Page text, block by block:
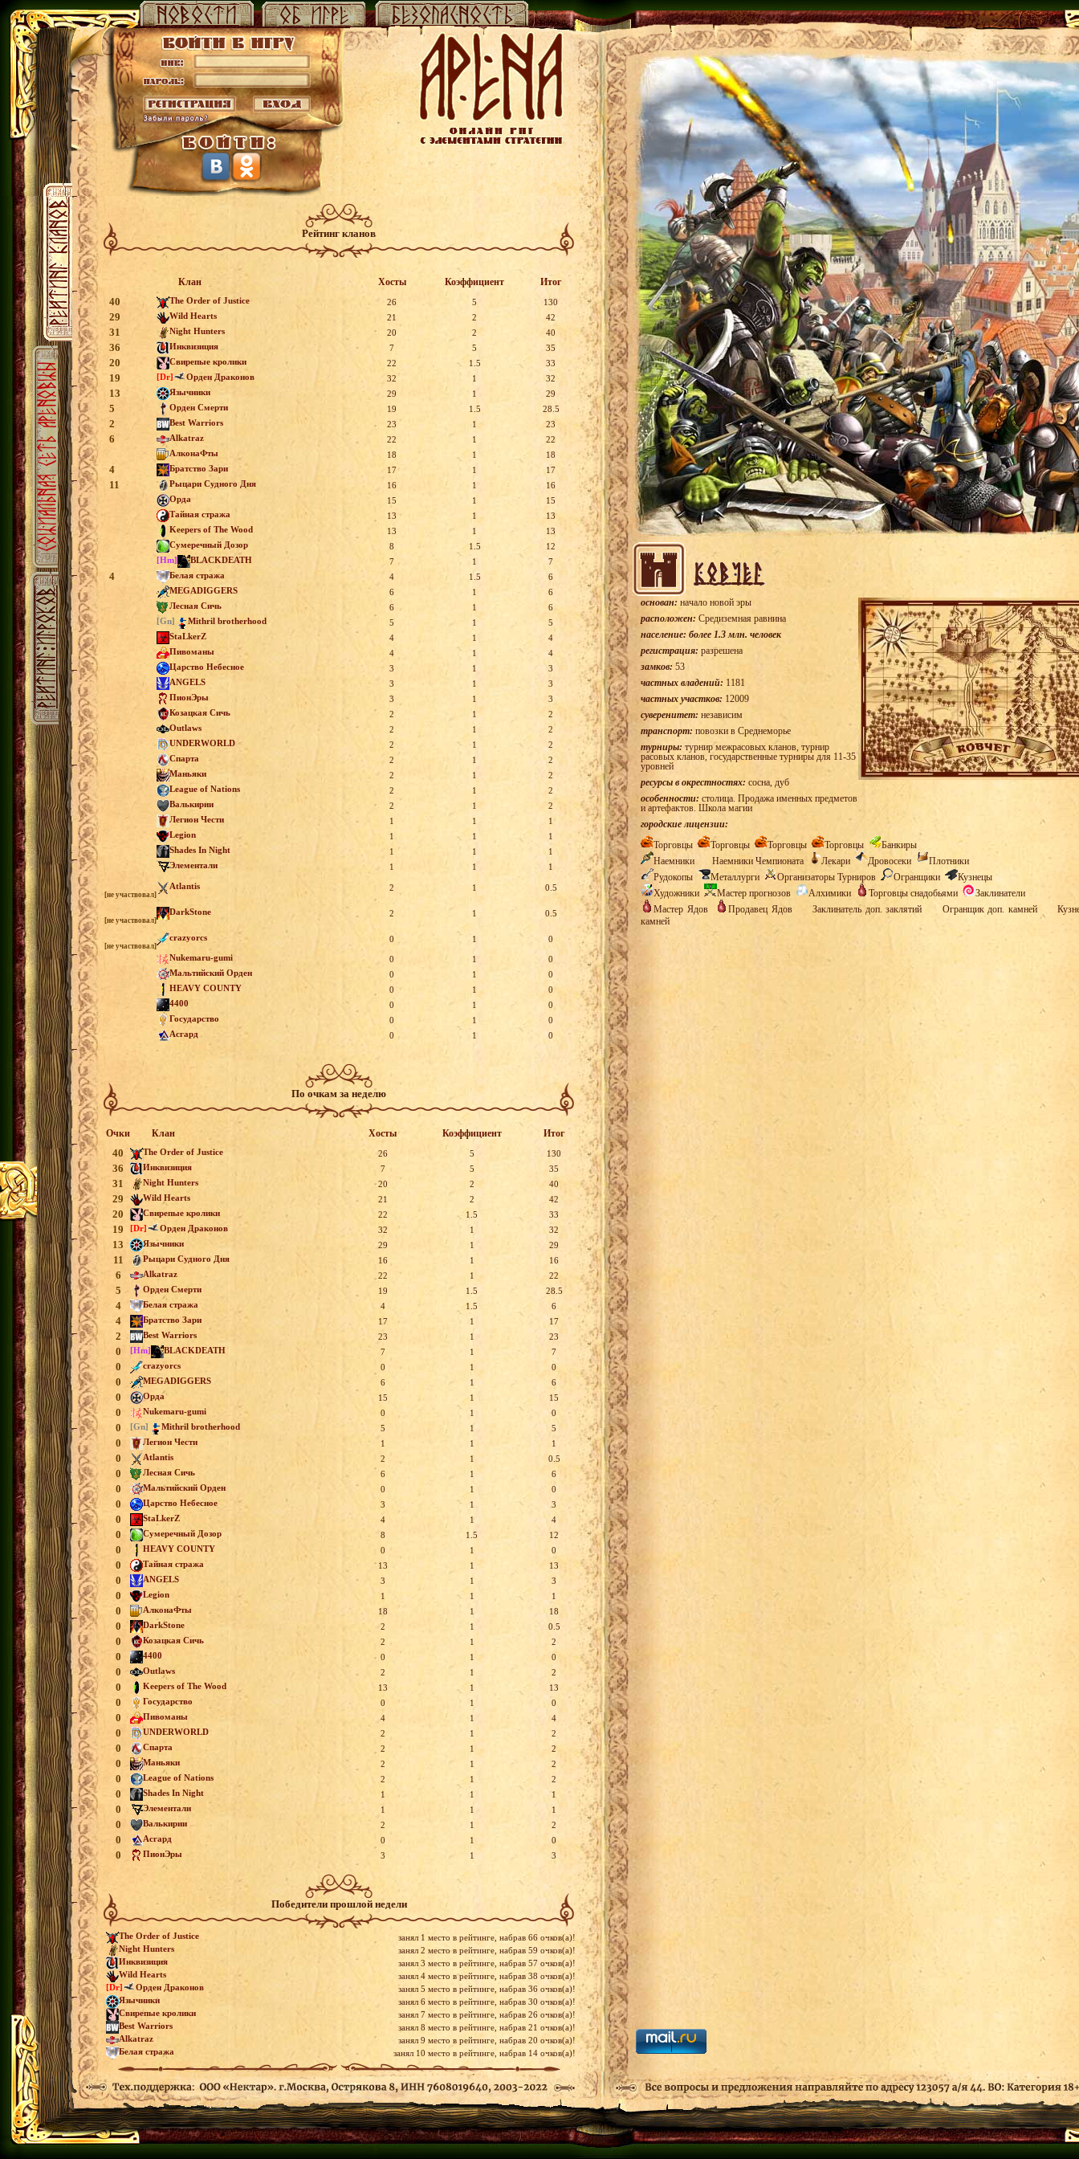
Рейтинг кланов
Клан Хосты Коэффициент Итог
40 The Order of Justice 26 5 130
29 Wild Hearts 21 2 42
31 Night Hunters 20 2 40
36 Инквизиция 7 5 35
20 Свирепые кролики 22 1.5 33
19 [Dr] Орден Драконов 32 1 32
13 Язычники 29 1 29
5 Орден Смерти 19 1.5 28.5
2 Best Warriors 23 1 23
6 Alkatraz 22 1
22
АлконаФты
18 1 18
4 Братство Зари 17 1 17
11 Рыцари Судного Дня 16 1
16
Орда
15 1
15
Тайная стража
13 1
13
Keepers of The Wood
13 1
13
Сумеречный Дозор
8 1.5
12
[Hm]
BLACKDEATH 7 1 7
4 Белая стража 4 1.5
6
MEGADIGGERS
6 1
6
Лесная Сичь
6 1
6
[Gn]
Mithril brotherhood 5 1
5
StaLkerZ
4 1
4
Пивоманы
4 1
4
Царство Небесное
3 1
3
ANGELS
3 1
3
ПионЭры
3 1
3
Козацкая Сичь
2 1
2
Outlaws
2 1
2
UNDERWORLD
2 1
2
Спарта
2 1
2
Маньяки
2 1
2
League of Nations
2 1
2
Валькирии
2 1
2
Легион Чести
1 1
1
Legion
1 1
1
Shades In Night
1 1
1
Элементали
1 1 1
[не участвовал]
Atlantis 2 1 0.5
[не участвовал]
DarkStone 2 1 0.5
[не участвовал]
crazyorcs 0 1
0
Nukemaru-gumi
0 1
0
Мальтийский Орден
0 1
0
HEAVY COUNTY
0 1
0
4400
0 1
0
Государство
0 1
0
Асгард
0 1 0
По очкам за неделю
Очки Клан Хосты Коэффициент Итог
40 The Order of Justice 26 5 130
36 Инквизиция 7 5 35
31 Night Hunters 20 2 40
29 Wild Hearts 21 2 42
20 Свирепые кролики 22 1.5 33
19 [Dr] Орден Драконов 32 1 32
13 Язычники 29 1 29
11 Рыцари Судного Дня 16 1 16
6 Alkatraz 22 1 22
5 Орден Смерти 19 1.5 28.5
4 Белая стража 4 1.5 6
4 Братство Зари 17 1 17
2 Best Warriors 23 1 23
0 [Hm] BLACKDEATH 7 1 7
0 crazyorcs 0 1 0
0 MEGADIGGERS 6 1 6
0 Орда 15 1 15
0 Nukemaru-gumi 0 1 0
0 [Gn] Mithril brotherhood 5 1 5
0 Легион Чести 1 1 1
0 Atlantis 2 1 0.5
0 Лесная Сичь 6 1 6
0 Мальтийский Орден 0 1 0
0 Царство Небесное 3 1 3
0 StaLkerZ 4 1 4
0 Сумеречный Дозор 8 1.5 12
0 HEAVY COUNTY 0 1 0
0 Тайная стража 13 1 13
0 ANGELS 3 1 3
0 Legion 1 1 1
0 АлконаФты 18 1 18
0 DarkStone 2 1 0.5
0 Козацкая Сичь 2 1 2
0 4400 0 1 0
0 Outlaws 2 1 2
0 Keepers of The Wood 13 1 13
0 Государство 0 1 0
0 Пивоманы 4 1 4
0 UNDERWORLD 2 1 2
0 Спарта 2 1 2
0 Маньяки 2 1 2
0 League of Nations 2 1 2
0 Shades In Night 1 1 1
0 Элементали 1 1 1
0 Валькирии 2 1 2
0 Асгард 0 1 0
0 ПионЭры 3 1 3
Победители прошлой недели
The Order of Justice
занял 1 место в рейтинге, набрав 66 очков(a)!
Night Hunters
занял 2 место в рейтинге, набрав 59 очков(a)!
Инквизиция
занял 3 место в рейтинге, набрав 57 очков(a)!
Wild Hearts
занял 4 место в рейтинге, набрав 38 очков(a)!
[Dr]
Орден Драконов
занял 5 место в рейтинге, набрав 36 очков(a)!
Язычники
занял 6 место в рейтинге, набрав 30 очков(a)!
Свирепые кролики
занял 7 место в рейтинге, набрав 26 очков(a)!
Best Warriors
занял 8 место в рейтинге, набрав 21 очков(a)!
Alkatraz
занял 9 место в рейтинге, набрав 20 очков(a)!
Белая стража
занял 10 место в рейтинге, набрав 14 очков(a)!
основан: начало новой эры
расположен: Средиземная равнина
население: более 1.3 млн. человек
регистрация: разрешена
замков: 53
частных владений: 1181
частных участков: 12009
суверенитет: независим
транспорт: повозки в Среднеморье
турниры: турнир межрасовых кланов, турнир
расовых кланов, государственные турниры для 11-35
уровней
ресурсы в окрестностях: сосна, дуб
особенности: столица. Продажа именных предметов
и артефактов. Школа магии
городские лицензии:
Торговцы
Торговцы Торговцы Торговцы
Банкиры
Наемники
Наемники Чемпионата Лекари Дровосеки
Плотники
Рудокопы
Металлурги Организаторы Турниров Огранщики
Кузнецы
Художники
Мастер прогнозов Алхимики Торговцы снадобьями
Заклинатели
Мастер Ядов
Продавец Ядов Заклинатель доп. заклятий Огранщик доп. камней
камней